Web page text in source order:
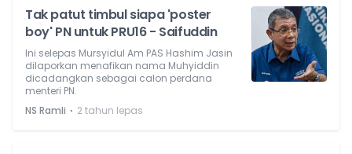
Tak patut timbul siapa 'poster
boy' PN untuk PRU16 - Saifuddin
Ini selepas Mursyidul Am PAS Hashim Jasin
dilaporkan menafikan nama Muhyiddin
dicadangkan sebagai calon perdana
menteri PN.
NS Ramli ⋅ 2 tahun lepas